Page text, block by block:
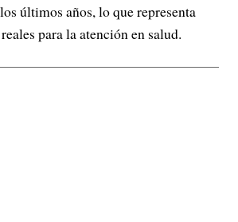
últimos años, lo que representa
para la atención en salud.